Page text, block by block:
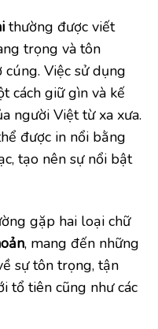
thường được viết
trọng và tôn
Việc sử dụng
cách giữ gìn và kế
người Việt từ xa xưa.
được in nổi bằng
tạo nên sự nổi bật
gặp hai loại chữ
, mang đến những
sự tôn trọng, tận
tổ tiên cũng như các